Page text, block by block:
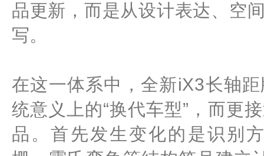
品更新，而是从设计表达、空
写。
在这一体系中，全新iX3长轴
统意义上的“换代车型”，而更
品。首先发生变化的是识别